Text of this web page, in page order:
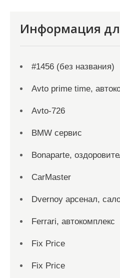
Информация
#1456 (без названия)
Avto prime time,
Avto-726
BMW сервис
Bonaparte,
CarMaster
Dvernoy арсенал,
Ferrari, автокомплекс
Fix Price
Fix Price